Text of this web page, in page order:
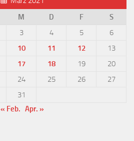
M D F
S
3 4 5
6
10 11 12
13
17 18 19
20
24 25 26
27
31
« Feb. Apr. »